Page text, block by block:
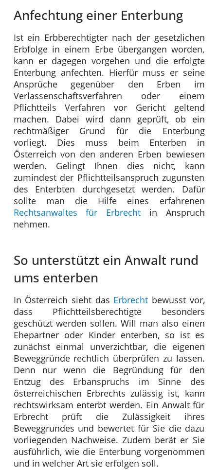
Anfechtung einer Enterbung
Ist ein Erbberechtigter nach der gesetzlichen
Erbfolge in einem Erbe übergangen worden,
kann er dagegen vorgehen und die erfolgte
Enterbung anfechten. Hierfür muss er seine
Ansprüche gegenüber den Erben im
Verlassenschaftsverfahren oder einem
Pflichtteils Verfahren vor Gericht geltend
machen. Dabei wird dann geprüft, ob ein
rechtmäßiger Grund für die Enterbung
vorliegt. Dies muss beim Enterben in
Österreich von den anderen Erben bewiesen
werden. Gelingt Ihnen dies nicht, kann
zumindest der Pflichtteilsanspruch zugunsten
des Enterbten durchgesetzt werden. Dafür
sollte man die Hilfe eines erfahrenen
Rechtsanwaltes für Erbrecht in Anspruch
nehmen.
So unterstützt ein Anwalt rund
ums enterben
In Österreich sieht das Erbrecht bewusst vor,
dass Pflichtteilsberechtigte besonders
geschützt werden sollen. Will man also einen
Ehepartner oder Kinder enterben, so ist es
zunächst einmal unverzichtbar, die eigenen
Beweggründe rechtlich überprüfen zu lassen.
Denn nur wenn die Begründung für den
Entzug des Erbanspruchs im Sinne des
österreichischen Erbrechts zulässig ist, kann
rechtswirksam enterbt werden. Ein Anwalt für
Erbrecht prüft die Zulässigkeit ihres
Beweggrundes und bewertet für Sie die dazu
vorliegenden Nachweise. Zudem berät er Sie
ausführlich, wie die Enterbung vorgenommen
und in welcher Art sie erfolgen soll.